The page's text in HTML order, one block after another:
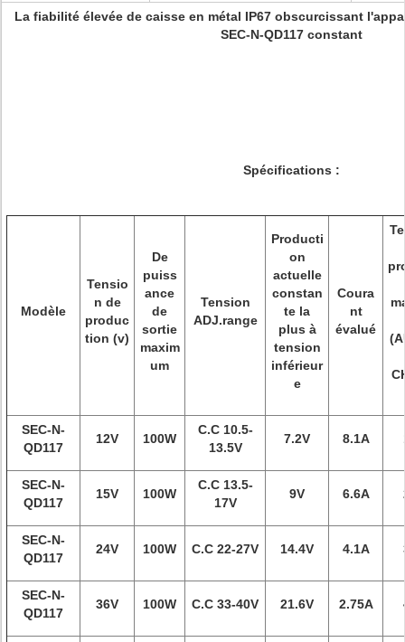
La fiabilité élevée de caisse en métal IP67 obscurcissant
SEC-N-QD117 constant
Spécifications :
Modèle
Tensio
n de
produc
tion (v)
De
puiss
ance
de
sortie
maxim
um
Tension
ADJ.range
Producti
on
actuelle
constan
te la
plus à
tension
inférieur
e
Coura
nt
évalué
SEC-N-
QD117
12V 100W
C.C 10.5-
13.5V
7.2V 8.1A
SEC-N-
QD117
15V 100W
C.C 13.5-
17V
9V 6.6A
SEC-N-
QD117
24V 100W C.C 22-27V 14.4V 4.1A
SEC-N-
QD117
36V 100W C.C 33-40V 21.6V 2.75A